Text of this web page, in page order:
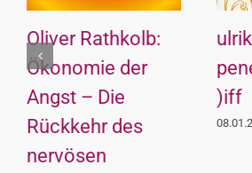
Oliver Rathkolb:
Ökonomie der
Angst – Die
Rückkehr des
nervösen
)iff